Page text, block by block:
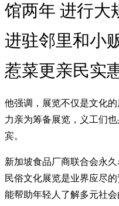
馆两年 进行大
进驻邻里和小
惹菜更亲民实
他强调，展览不仅是文化
力亲为筹备展览，义工们
宾。
新加坡食品厂商联合会永
民俗文化展览是业界应尽
能帮助年轻人了解多元社会